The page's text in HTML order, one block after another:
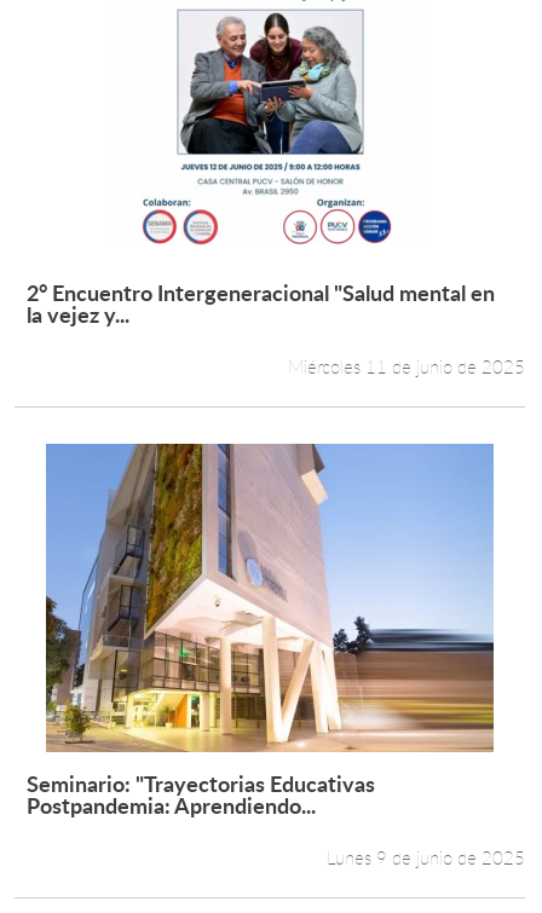
Leer más +
2° Encuentro Intergeneracional "Salud mental en
la vejez y...
Miércoles 11 de junio de 2025
Leer más +
Seminario: "Trayectorias Educativas
Postpandemia: Aprendiendo...
Lunes 9 de junio de 2025